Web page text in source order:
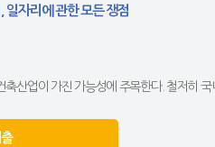
일자리에 관한 모든 쟁점
축산업이 가진 가능성에 주목한다. 철저히